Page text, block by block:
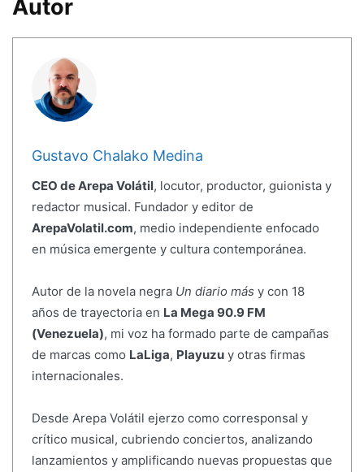
Autor
Gustavo Chalako Medina
CEO de Arepa Volátil, locutor, productor, guionista y
redactor musical. Fundador y editor de
ArepaVolatil.com, medio independiente enfocado
en música emergente y cultura contemporánea.
Autor de la novela negra Un diario más y con 18
años de trayectoria en La Mega 90.9 FM
(Venezuela), mi voz ha formado parte de campañas
de marcas como LaLiga, Playuzuy otras firmas
internacionales.
Desde Arepa Volátil ejerzo como corresponsal y
crítico musical, cubriendo conciertos, analizando
lanzamientos y amplificando nuevas propuestas que